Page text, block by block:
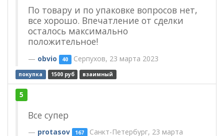
По товару и по упаковке вопросов нет,
все хорошо. Впечатление от сделки
осталось максимально
положительное!
obvio 40 Серпухов, 23 марта 2023
покупка 1500 руб взаимный
5
Все супер
protasov 167 Санкт-Петербург, 23 марта